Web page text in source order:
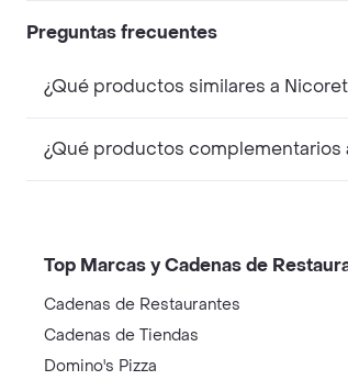
Preguntas frecuentes
¿Qué productos similares a
¿Qué productos complementarios
Top Marcas y Cadenas de
Cadenas de Restaurantes
Cadenas de Tiendas
Domino's Pizza